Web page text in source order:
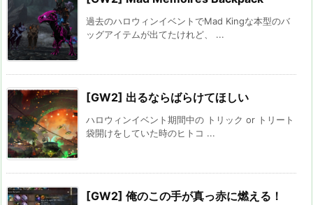
過去のハロウィンイベントでMad Kingな本型のバ
ッグアイテムが出てたけれど、 ...
[GW2] 出るならばらけてほしい
ハロウィンイベント期間中の トリック or トリート
袋開けをしていた時のヒトコ ...
[GW2] 俺のこの手が真っ赤に燃える！